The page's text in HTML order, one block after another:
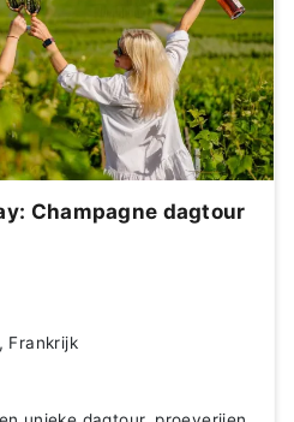
Champagne dagtour
Frankrijk